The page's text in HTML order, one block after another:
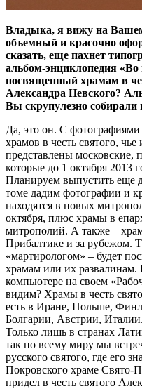
Владыка, я вижу на
объемный и красочно
сказать, еще пахнет
альбом-энциклопедия «Во
посвященный храмам в
Александра Невского?
Вы скрупулезно собирали
Да, это он. С
храмов в честь святого,
представлены московские,
которые до 1 октября 2013
Планируем выпустить еще
томе дадим фотографии и
находятся в новых
октября, плюс храмы в
митрополий. А также –
Прибалтике и за рубежом.
«мартирологом» – будет
храмам или их
компьютере на своем
видим? Храмы в честь
есть в Иране, Польше,
Болгарии, Австрии,
Только лишь в странах
так по всему миру мы
русского святого, где его
Покровского храме Свято-
придел в честь святого